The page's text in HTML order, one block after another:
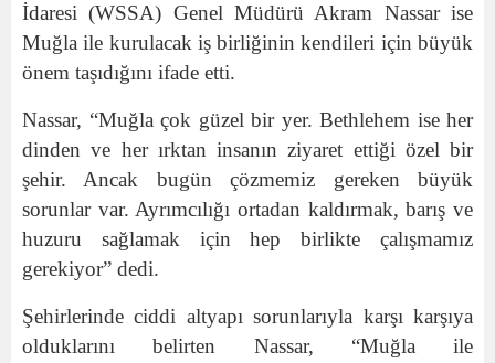
İdaresi (WSSA) Genel Müdürü Akram Nassar ise
Muğla ile kurulacak iş birliğinin kendileri için büyük
önem taşıdığını ifade etti.
Nassar, “Muğla çok güzel bir yer. Bethlehem ise her
dinden ve her ırktan insanın ziyaret ettiği özel bir
şehir. Ancak bugün çözmemiz gereken büyük
sorunlar var. Ayrımcılığı ortadan kaldırmak, barış ve
huzuru sağlamak için hep birlikte çalışmamız
gerekiyor” dedi.
Şehirlerinde ciddi altyapı sorunlarıyla karşı karşıya
olduklarını belirten Nassar, “Muğla ile